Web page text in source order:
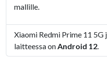
mallille.
Xiaomi Redmi Prime 11
laitteessa onAndroid 12.